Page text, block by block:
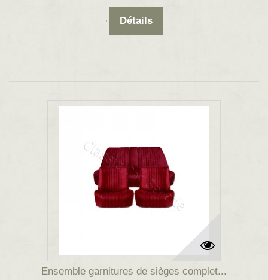
Détails
Ensemble garnitures de sièges complet...